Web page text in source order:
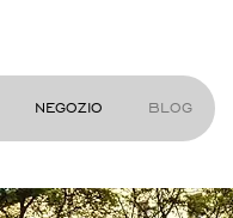
NEGOZIO BLOG